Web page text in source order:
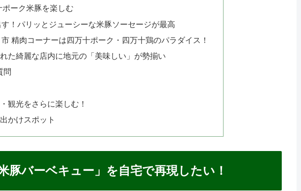
ポーク米豚を楽しむ
！パリッとジューシーな米豚ソーセージが最高
精肉コーナーは四万十ポーク・四万十鶏のパラダイス！
た綺麗な店内に地元の「美味しい」が勢揃い
問
観光をさらに楽しむ！
かけスポット
豚バーベキュー」を自宅で再現したい！